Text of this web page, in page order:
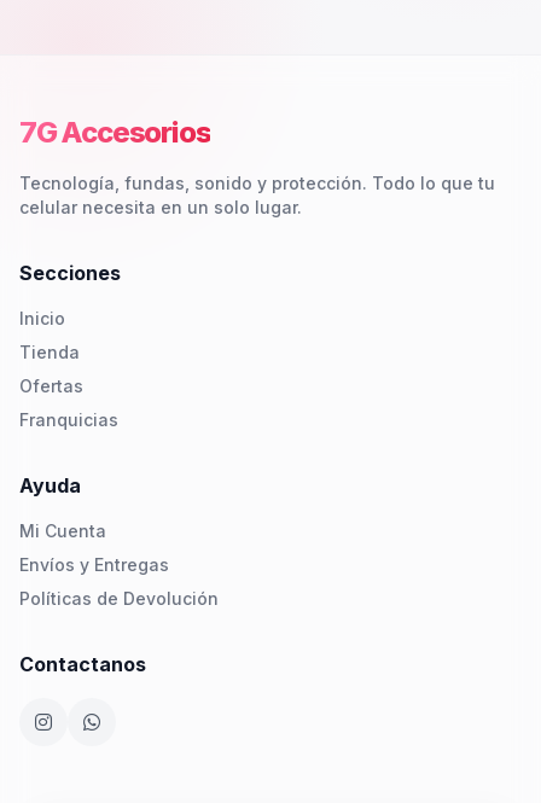
7G Accesorios
Tecnología, fundas, sonido y protección. Todo lo que tu
celular necesita en un solo lugar.
Secciones
Inicio
Tienda
Ofertas
Franquicias
Ayuda
Mi Cuenta
Envíos y Entregas
Políticas de Devolución
Contactanos